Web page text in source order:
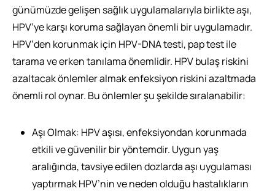
günümüzde gelişen sağlık uygulamalarıyla birlikte aşı,
HPV’ye karşı koruma sağlayan önemli bir uygulamadır.
HPV’den korunmak için HPV-DNA testi, pap test ile
tarama ve erken tanılama önemlidir. HPV bulaş riskini
azaltacak önlemler almak enfeksiyon riskini azaltmada
önemli rol oynar. Bu önlemler şu şekilde sıralanabilir:
Aşı Olmak: HPV aşısı, enfeksiyondan korunmada
etkili ve güvenilir bir yöntemdir. Uygun yaş
aralığında, tavsiye edilen dozlarda aşı uygulaması
yaptırmak HPV’nin ve neden olduğu hastalıkların